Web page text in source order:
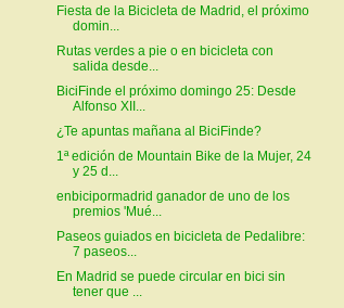
Fiesta de la Bicicleta de Madrid, el próximo
domin...
Rutas verdes a pie o en bicicleta con
salida desde...
BiciFinde el próximo domingo 25: Desde
Alfonso XII...
¿Te apuntas mañana al BiciFinde?
1ª edición de Mountain Bike de la Mujer, 24
y 25 d...
enbicipormadrid ganador de uno de los
premios 'Mué...
Paseos guiados en bicicleta de Pedalibre:
7 paseos...
En Madrid se puede circular en bici sin
tener que ...